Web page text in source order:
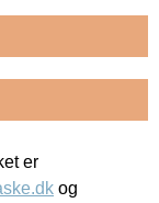
er
og